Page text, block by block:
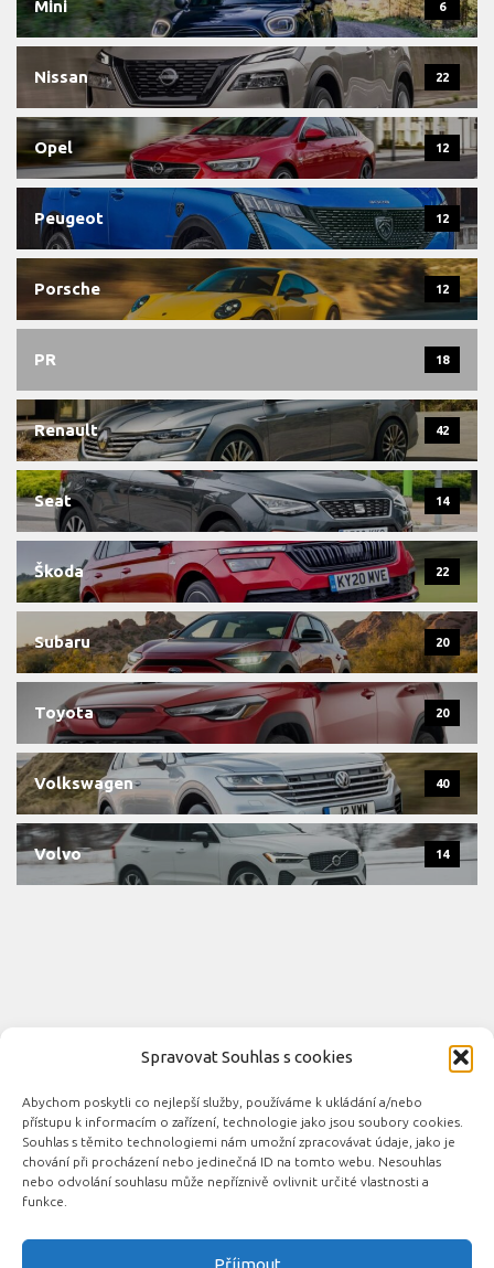
Spravovat Souhlas s cookies
Abychom poskytli co nejlepší služby, používáme k ukládání a/nebo
přístupu k informacím o zařízení, technologie jako jsou soubory cookies.
Souhlas s těmito technologiemi nám umožní zpracovávat údaje, jako je
chování při procházení nebo jedinečná ID na tomto webu. Nesouhlas
nebo odvolání souhlasu může nepříznivě ovlivnit určité vlastnosti a
funkce.
Příjmout
Mini 6
Nissan 22
Opel 12
Peugeot 12
Porsche 12
PR 18
Renault 42
Seat 14
Škoda 22
Subaru 20
Toyota 20
Volkswagen 40
Volvo 14
Novinky automobilového průmyslu © 2026. Všechna práva
vyhrazena.
Podporováno - Designed with the Hueman theme